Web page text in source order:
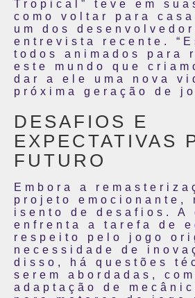
Tropical” teve em
como voltar para
um dos
entrevista recente.
todos animados para
este mundo que
dar a ele uma nova
próxima geração de
DESAFIOS E
EXPECTATIVAS
FUTURO
Embora a
projeto emocionante,
isento de desafios. A
enfrenta a tarefa de
respeito pelo jogo
necessidade de
disso, há questões
serem abordadas,
adaptação de